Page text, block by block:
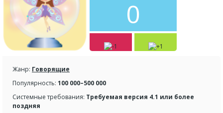
0
Жанр: Говорящие
Популярность: 100 000–500 000
Системные требования: Требуемая версия 4.1 или более
поздняя